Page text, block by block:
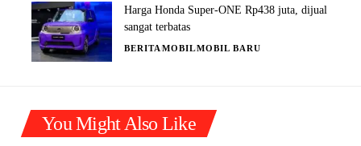
Harga Honda Super-ONE Rp438 juta, dijual
sangat terbatas
BERITAMOBILMOBIL BARU
You Might Also Like